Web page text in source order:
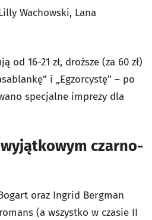
Wachowski, Lana
od 16-21 zł, droższe (za 60 zł)
i „Egzorcystę” – po
specjalne imprezy dla
wyjątkowym czarno-
oraz Ingrid Bergman
(a wszystko w czasie II